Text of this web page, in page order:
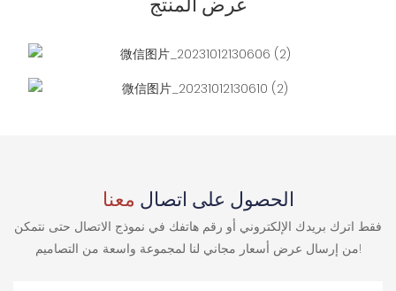
الحصول على اتصال معنا
فقط اترك بريدك الإلكتروني أو رقم هاتفك في نموذج الاتصال حتى نتمكن
من إرسال عرض أسعار مجاني لنا لمجموعة واسعة من التصاميم!